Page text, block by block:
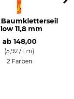
Baumkletterseil
11,8 mm
ab 148,00
(5,92 / 1 m)
2 Farben